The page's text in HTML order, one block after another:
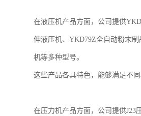
在液压机产品方面，公司提供
伸液压机、YKD79Z全自动粉末
机等多种型号。
这些产品各具特色，能够满足不
在压力机产品方面，公司提供J23